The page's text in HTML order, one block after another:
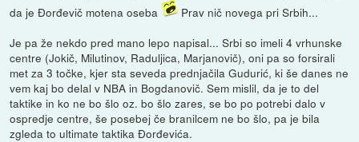
da je Đorđevič motena oseba
Prav nič novega pri Srbih...
Je pa že nekdo pred mano lepo napisal... Srbi so imeli 4 vrhunske
centre (Jokič, Milutinov, Raduljica, Marjanovič), oni pa so forsirali
met za 3 točke, kjer sta seveda prednjačila Gudurić, ki še danes ne
vem kaj bo delal v NBA in Bogdanovič. Sem mislil, da je to del
taktike in ko ne bo šlo oz. bo šlo zares, se bo po potrebi dalo v
ospredje centre, še posebej če branilcem ne bo šlo, pa je bila
zgleda to ultimate taktika Đorđevića.